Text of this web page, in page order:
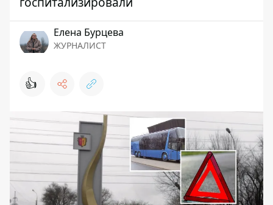
Елена Бурцева
ЖУРНАЛИСТ
👍